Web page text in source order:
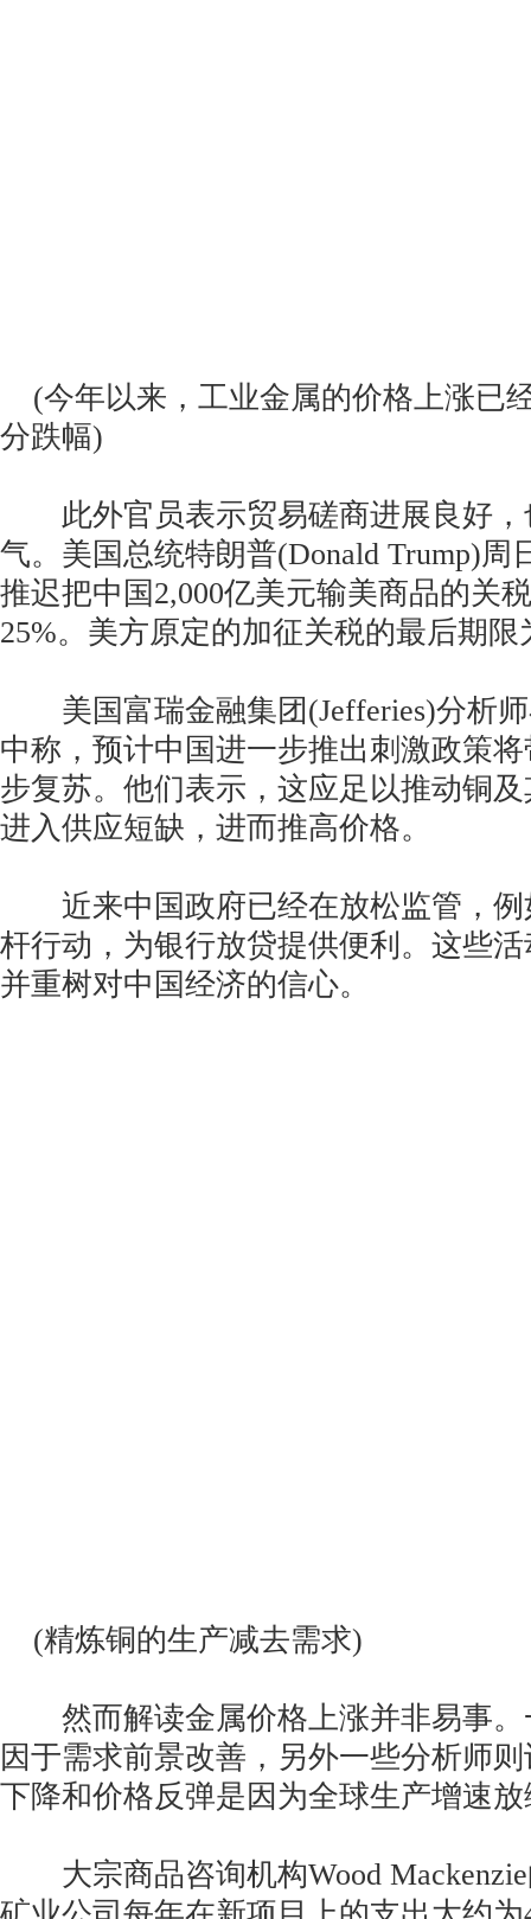
(今年以来，工业金属的价格上涨已
分跌幅)
此外官员表示贸易磋商进展良好，
气。美国总统特朗普(Donald Trump)周
推迟把中国2,000亿美元输美商品的关
25%。美方原定的加征关税的最后期限
美国富瑞金融集团(Jefferies)分析师
中称，预计中国进一步推出刺激政策
步复苏。他们表示，这应足以推动铜
进入供应短缺，进而推高价格。
近来中国政府已经在放松监管，例
杆行动，为银行放贷提供便利。这些
并重树对中国经济的信心。
(精炼铜的生产减去需求)
然而解读金属价格上涨并非易事。
因于需求前景改善，另外一些分析师
下降和价格反弹是因为全球生产增速
大宗商品咨询机构Wood Mackenzie